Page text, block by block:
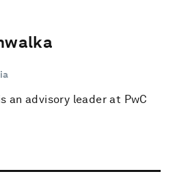
an advisory leader at PwC